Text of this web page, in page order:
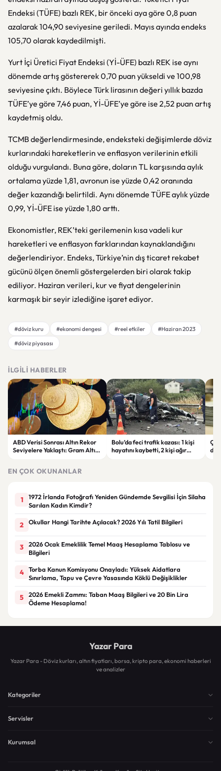
Endeksi (TÜFE) bazlı REK, bir önceki aya göre 0,8 puan
azalarak 104,90 seviyesine geriledi. Mayıs ayında endeks
105,70 olarak kaydedilmişti.
Yurt İçi Üretici Fiyat Endeksi (Yİ-ÜFE) bazlı REK ise aynı
dönemde artış göstererek 0,70 puan yükseldi ve 100,98
seviyesine çıktı. Böylece Türk lirasının değeri yıllık bazda
TÜFE’ye göre 7,46 puan, Yİ-ÜFE’ye göre ise 2,52 puan artış
kaydetmiş oldu.
TCMB değerlendirmesinde, endeksteki değişimlerde döviz
kurlarındaki hareketlerin ve enflasyon verilerinin etkili
olduğu vurgulandı. Buna göre, doların TL karşısında aylık
ortalama yüzde 1,81, avronun ise yüzde 0,42 oranında
değer kazandığı belirtildi. Aynı dönemde TÜFE aylık yüzde
0,99, Yİ-ÜFE ise yüzde 1,80 arttı.
Ekonomistler, REK’teki gerilemenin kısa vadeli kur
hareketleri ve enflasyon farklarından kaynaklandığını
değerlendiriyor. Endeks, Türkiye’nin dış ticaret rekabet
gücünü ölçen önemli göstergelerden biri olarak takip
ediliyor. Haziran verileri, kur ve fiyat dengelerinin
karmaşık bir seyir izlediğine işaret ediyor.
#döviz kuru #ekonomi dengesi #reel etkiler
#Haziran 2023
#döviz piyasası
İLGILI HABERLER
ABD Verisi Sonrası Altın Rekor
Seviyelere Yaklaştı: Gram Altın
Bolu’da feci trafik kazası: 1 kişi
hayatını kaybetti, 2 kişi ağır
EN ÇOK OKUNANLAR
1
1972 İrlanda Fotoğrafı Yeniden Gündemde Sevgilisi İçin Silaha
Sarılan Kadın Kimdir?
2 Okullar Hangi Tarihte Açılacak? 2026 Yılı Tatil Bilgileri
3
2026 Ocak Emeklilik Temel Maaş Hesaplama Tablosu ve
Bilgileri
4
Torba Kanun Komisyonu Onayladı: Yüksek Aidatlara
Sınırlama, Tapu ve Çevre Yasasında Köklü Değişiklikler
5
2026 Emekli Zammı: Taban Maaş Bilgileri ve 20 Bin Lira
Ödeme Hesaplama!
Yazar Para
Yazar Para - Döviz kurları, altın fiyatları, borsa, kripto para, ekonomi haberleri
ve analizler
Kategoriler
Servisler
Kurumsal